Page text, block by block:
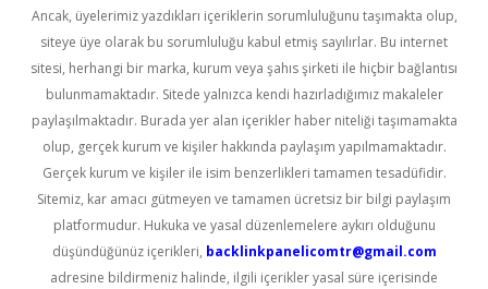
Ancak, üyelerimiz yazdıkları içeriklerin sorumluluğunu taşımakta olup,
siteye üye olarak bu sorumluluğu kabul etmiş sayılırlar. Bu internet
sitesi, herhangi bir marka, kurum veya şahıs şirketi ile hiçbir bağlantısı
bulunmamaktadır. Sitede yalnızca kendi hazırladığımız makaleler
paylaşılmaktadır. Burada yer alan içerikler haber niteliği taşımamakta
olup, gerçek kurum ve kişiler hakkında paylaşım yapılmamaktadır.
Gerçek kurum ve kişiler ile isim benzerlikleri tamamen tesadüfidir.
Sitemiz, kar amacı gütmeyen ve tamamen ücretsiz bir bilgi paylaşım
platformudur. Hukuka ve yasal düzenlemelere aykırı olduğunu
düşündüğünüz içerikleri, backlinkpanelicomtr@gmail.com
adresine bildirmeniz halinde, ilgili içerikler yasal süre içerisinde